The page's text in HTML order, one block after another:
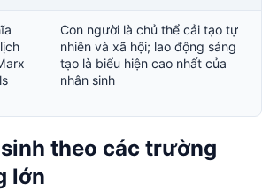
Con người là chủ thể cải tạo tự
nhiên và xã hội; lao động sáng
tạo là biểu hiện cao nhất của
nhân sinh
theo các trường
lớn